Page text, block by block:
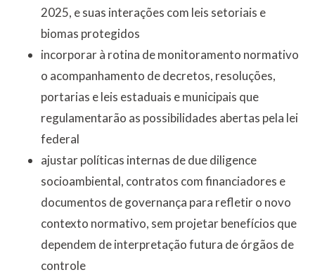
2025, e suas interações com leis setoriais e
biomas protegidos
incorporar à rotina de monitoramento normativo
o acompanhamento de decretos, resoluções,
portarias e leis estaduais e municipais que
regulamentarão as possibilidades abertas pela lei
federal
ajustar políticas internas de due diligence
socioambiental, contratos com financiadores e
documentos de governança para refletir o novo
contexto normativo, sem projetar benefícios que
dependem de interpretação futura de órgãos de
controle